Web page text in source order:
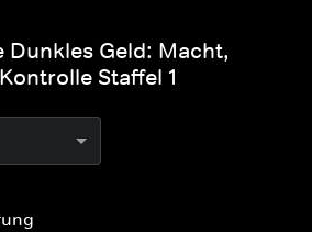
Dunkles Geld: Macht,
Staffel 1